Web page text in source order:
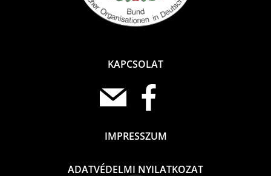
KAPCSOLAT
IMPRESSZUM
ADATVÉDELMI NYILATKOZAT